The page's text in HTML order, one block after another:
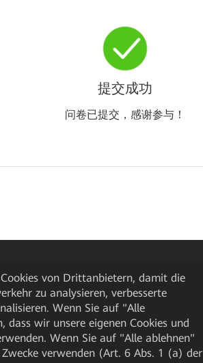
提交成功
问卷已提交，感谢参与！
von Drittanbietern, damit die
zu analysieren, verbesserte
Wenn Sie auf "Alle
dass wir unsere eigenen Cookies und
Wenn Sie auf "Alle ablehnen"
verwenden (Art. 6 Abs. 1 (a) der